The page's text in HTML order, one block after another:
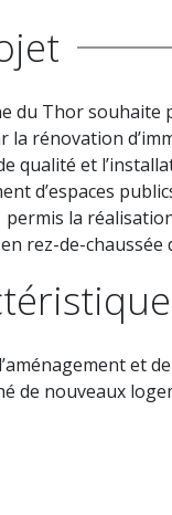
du Thor souhaite
la rénovation
qualité et
d’espaces
la
rez-de-chaussée
et
de nouveaux